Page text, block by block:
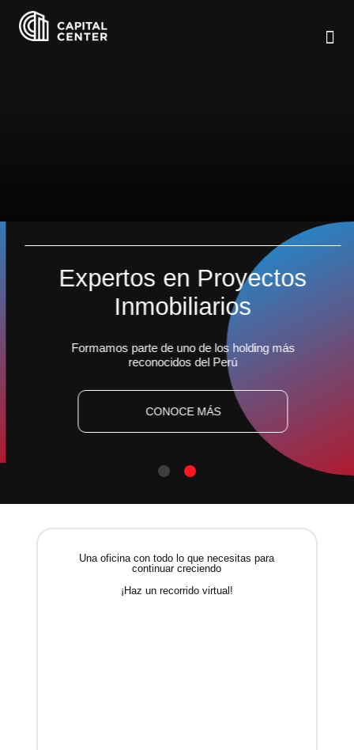
Expertos en Proyectos
Inmobiliarios
Formamos parte de uno de los holding más
reconocidos del Perú
CONOCE MÁS
Una oficina con todo lo que necesitas para
continuar creciendo
¡Haz un recorrido virtual!